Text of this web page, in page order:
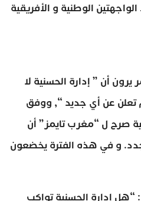
الوطنية و الأفريقية
أن ” إدارة الحسنية لا
تعلن عن أي جديد “, ووفق
صرح ل “مغرب تايمز” أن
و في هذه الفترة يخضعون
إدارة الحسنية تواكب